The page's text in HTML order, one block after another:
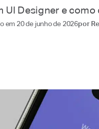
UI Designer e
em 20 de junho de 2026por